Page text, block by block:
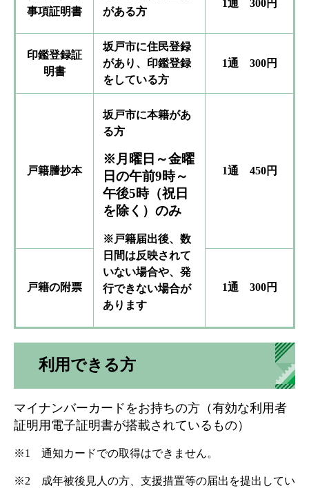
事項証明書
がある方
1通 300円
印鑑登録証
明書
坂戸市に住民登録
があり、印鑑登録
をしている方
1通 300円
戸籍謄抄本
坂戸市に本籍があ
る方
※月曜日～金曜
日の午前9時～
午後5時（祝日
を除く）のみ
※戸籍届出後、数
日間は反映されて
いない場合や、発
行できない場合が
あります
1通 450円
戸籍の附票 1通 300円
利用できる方
マイナンバーカードをお持ちの方（有効な利用者
証明用電子証明書が搭載されているもの）​
※1 通知カードでの取得はできません。
※2 成年被後見人の方、支援措置等の届出を提出してい